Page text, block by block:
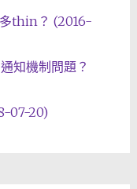
thin？ (2016-
知機制問題？
07-20)